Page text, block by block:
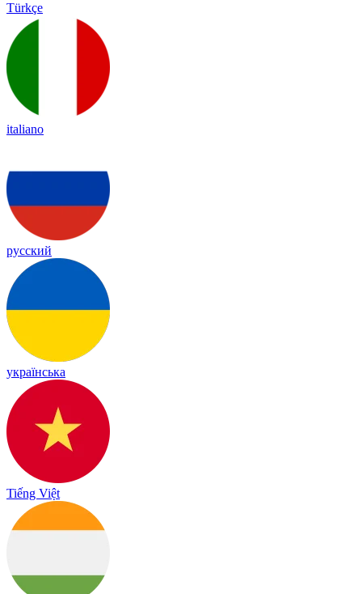
Türkçe
italiano
русский
українська
Tiếng Việt